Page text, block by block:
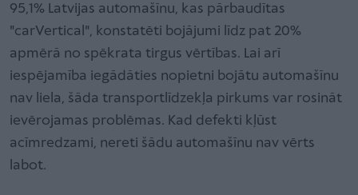
95,1% Latvijas automašīnu, kas pārbaudītas
"carVertical", konstatēti bojājumi līdz pat 20%
apmērā no spēkrata tirgus vērtības. Lai arī
iespējamība iegādāties nopietni bojātu automašīnu
nav liela, šāda transportlīdzekļa pirkums var rosināt
ievērojamas problēmas. Kad defekti kļūst
acīmredzami, nereti šādu automašīnu nav vērts
labot.